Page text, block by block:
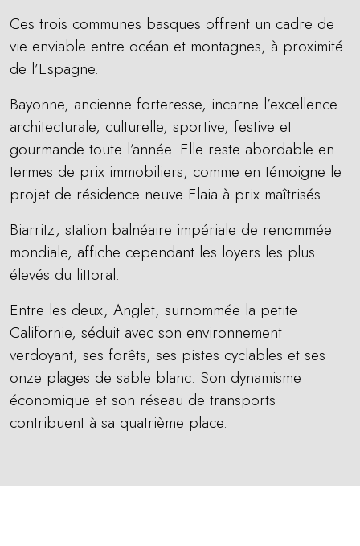
Ces trois communes basques offrent un cadre de
vie enviable entre océan et montagnes, à proximité
de l’Espagne.
Bayonne, ancienne forteresse, incarne l’excellence
architecturale, culturelle, sportive, festive et
gourmande toute l’année. Elle reste abordable en
termes de prix immobiliers, comme en témoigne le
projet de résidence neuve Elaia à prix maîtrisés.
Biarritz, station balnéaire impériale de renommée
mondiale, affiche cependant les loyers les plus
élevés du littoral.
Entre les deux, Anglet, surnommée la petite
Californie, séduit avec son environnement
verdoyant, ses forêts, ses pistes cyclables et ses
onze plages de sable blanc. Son dynamisme
économique et son réseau de transports
contribuent à sa quatrième place.